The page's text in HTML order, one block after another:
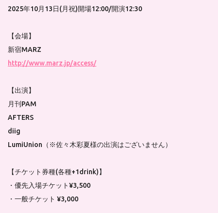
2025年10月13日(月祝)開場12:00/開演12:30
【会場】
新宿MARZ
http://www.marz.jp/access/
【出演】
月刊PAM
AFTERS
diig
LumiUnion（※佐々木彩夏様の出演はございません）
【チケット券種(各種+1drink)】
・優先入場チケット¥3,500
・一般チケット ¥3,000